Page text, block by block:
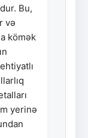
Bu,
və
kömək
yerinə